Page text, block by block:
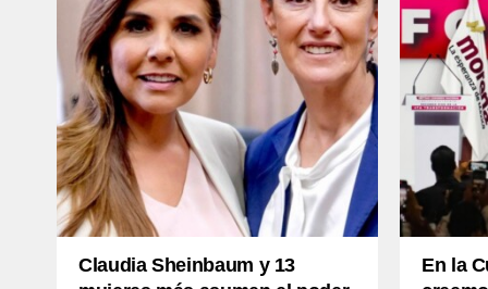
Claudia Sheinbaum y 13
En la